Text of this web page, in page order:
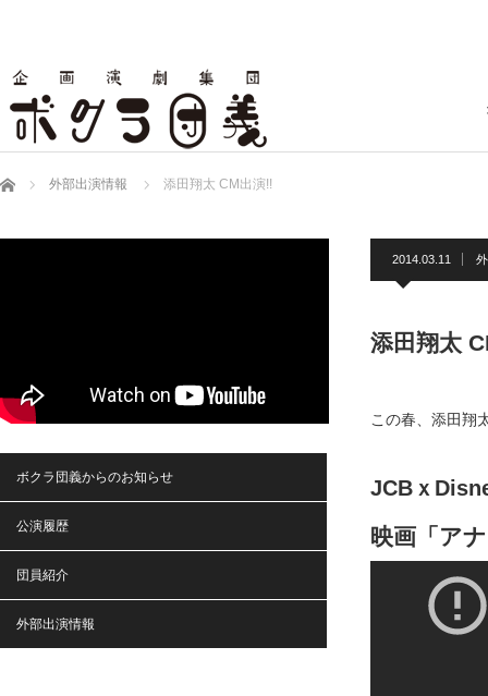
ホーム 外部出演情報 添田翔太 CM出演!!
2014.03.11
添田翔太
この春、添田翔
JCBｘ
映画「ア
ボクラ団義からのお知らせ
公演履歴
団員紹介
外部出演情報